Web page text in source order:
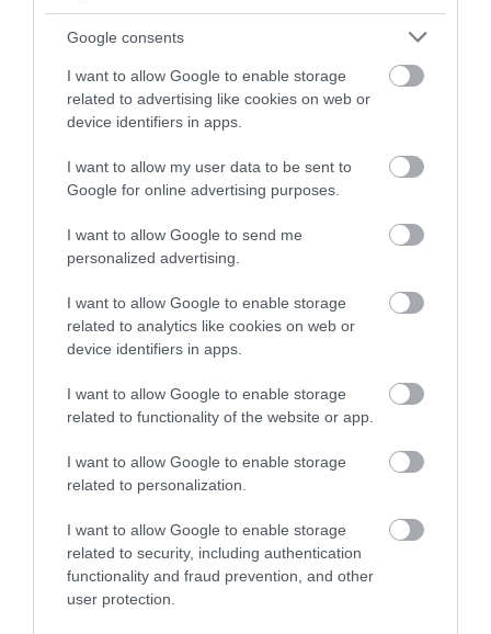
Google consents
I want to allow Google to enable storage
related to advertising like cookies on web or
device identifiers in apps.
I want to allow my user data to be sent to
Google for online advertising purposes.
I want to allow Google to send me
personalized advertising.
I want to allow Google to enable storage
related to analytics like cookies on web or
device identifiers in apps.
I want to allow Google to enable storage
related to functionality of the website or app.
I want to allow Google to enable storage
related to personalization.
I want to allow Google to enable storage
related to security, including authentication
functionality and fraud prevention, and other
user protection.
ανασύρθηκε χωρίς τις αισθήσεις
07.08.2026 | 20:57
σε δήμο της Εύβοιας: Δείτε εδώ
07.08.2026 | 20:40
Τραγική κατάληξη είχε
η θαλάσσια εκδρομή
Αυτοψία στα καμένα:
37 σπίτια κρίθηκαν
Πόρτο Γερμενό